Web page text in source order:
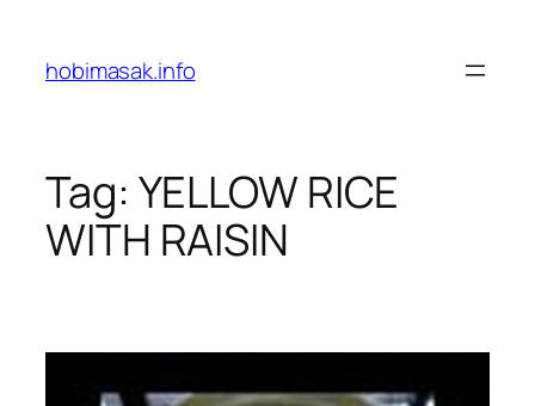
content
hobimasak.info
Tag: YELLOW RICE
WITH RAISIN